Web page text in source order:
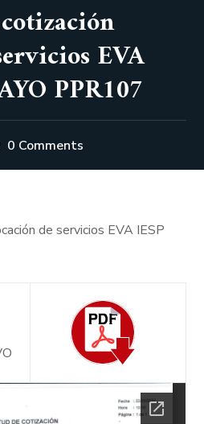
EVA
PPR107
0 Comments
de servicios EVA IESP